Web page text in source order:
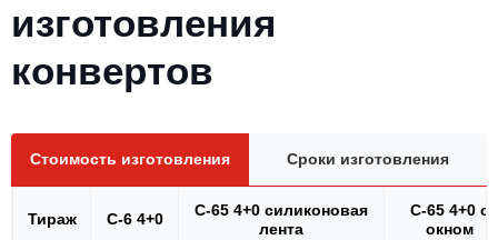
изготовления
конвертов
Стоимость изготовления Сроки изготовления
Тираж С-6 4+0
С-65 4+0 силиконовая
лента
С-65 4+0 с
окном